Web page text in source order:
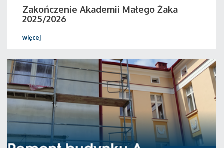
Zakończenie Akademii Małego Żaka
2025/2026
więcej